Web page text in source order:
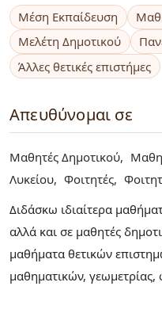
Μέση Εκπαίδευση
Μελέτη Δημοτικού
Άλλες θετικές επιστήμες
Απευθύνομαι σε
Μαθητές Δημοτικού
Λυκείου
Φοιτητές
Διδάσκω ιδιαίτερα
αλλά και σε μαθητές
μαθήματα θετικών
μαθηματικών, γεωμετρίας,